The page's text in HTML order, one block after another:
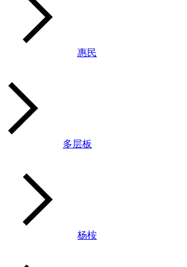
惠民
多层板
杨桉